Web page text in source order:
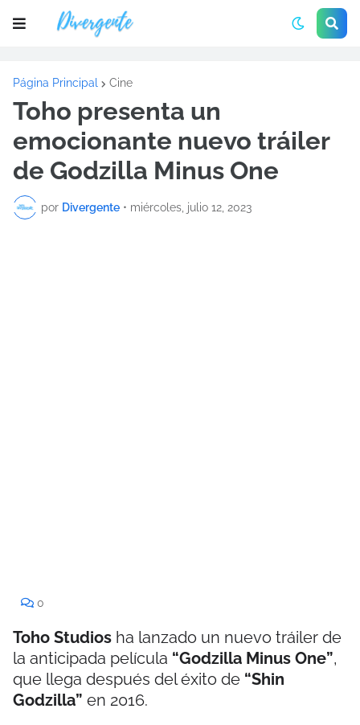
Página Principal Cine
Toho presenta un
emocionante nuevo tráiler
de Godzilla Minus One
por Divergente • miércoles, julio 12, 2023
0
Toho Studios ha lanzado un nuevo tráiler de
la anticipada película “Godzilla Minus One”,
que llega después del éxito de “Shin
Godzilla” en 2016.